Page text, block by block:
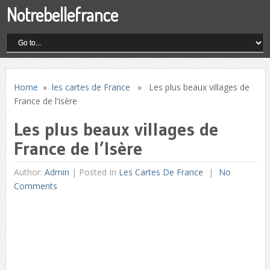
Notrebellefrance
Home » les cartes de France » Les plus beaux villages de
France de l’Isère
Les plus beaux villages de
France de l’Isère
Author: Admin | Posted In Les Cartes De France
No
Comments